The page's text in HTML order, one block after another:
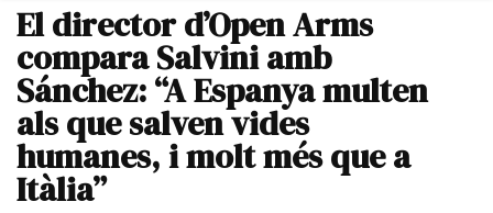
El director d’Open Arms
compara Salvini amb
Sánchez: “A Espanya multen
als que salven vides
humanes, i molt més que a
Itàlia”